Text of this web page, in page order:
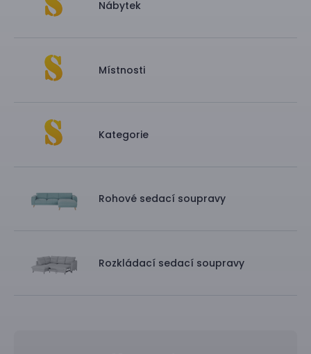
Nábytek
Místnosti
Kategorie
Rohové sedací soupravy
Rozkládací sedací soupravy